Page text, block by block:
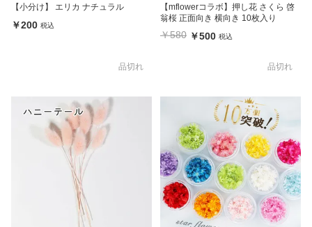
【小分け】 エリカ ナチュラル
￥200 税込
品切れ
【mflowerコラボ】押し花 さくら 啓
翁桜 正面向き 横向き 10枚入り
￥580 ￥500 税込
品切れ